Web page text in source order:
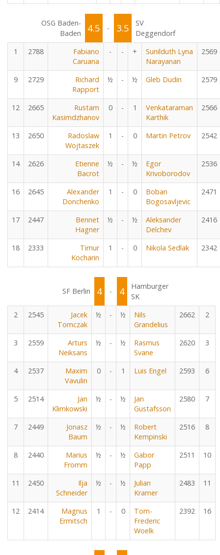
OSG Baden-
Baden
4.5 - 3.5
SV
Deggendorf
1
2788
Fabiano
Caruana
- - +
Sunilduth Lyna
Narayanan
2569
9 2729
Richard
Rapport
½ - ½ Gleb Dudin 2579
12 2665
Rustam
Kasimdzhanov
0 - 1
Venkataraman
Karthik
2566
13 2650
Radoslaw
Wojtaszek
1 - 0 Martin Petrov 2542
14 2626
Etienne
Bacrot
½ - ½
Egor
Krivoborodov
2536
16 2645
Alexander
Donchenko
1 - 0
Boban
Bogosavljevic
2471
17 2447
Bennet
Hagner
½ - ½
Aleksander
Delchev
2416
18 2333
Timur
Kocharin
1 - 0 Nikola Sedlak 2342
SF Berlin 4 - 4
Hamburger
SK
2
2545
Jacek
Tomczak
½ - ½
Nils
Grandelius
2662 2
3 2559
Arturs
Neiksans
½ - ½
Rasmus
Svane
2620 3
4 2537
Maxim
Vavulin
0 - 1 Luis Engel 2593 6
5 2514
Jan
Klimkowski
½ - ½
Jan
Gustafsson
2580 7
7 2449
Jonasz
Baum
½ - ½
Robert
Kempinski
2516 8
8 2440
Marius
Fromm
½ - ½
Gabor
Papp
2511 10
11 2450
Ilja
Schneider
½ - ½
Julian
Kramer
2483 11
12 2414
Magnus
Ermitsch
1 - 0
Tom-
Frederic
Woelk
2392 16